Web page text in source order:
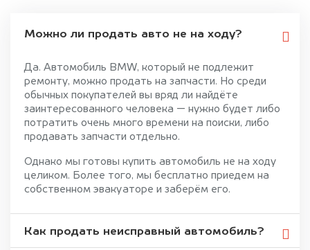
Можно ли продать авто не на ходу?
Да. Автомобиль BMW, который не подлежит
ремонту, можно продать на запчасти. Но среди
обычных покупателей вы вряд ли найдёте
заинтересованного человека — нужно будет либо
потратить очень много времени на поиски, либо
продавать запчасти отдельно.
Однако мы готовы купить автомобиль не на ходу
целиком. Более того, мы бесплатно приедем на
собственном эвакуаторе и заберём его.
Как продать неисправный автомобиль?